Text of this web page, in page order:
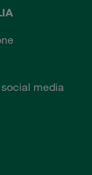
media